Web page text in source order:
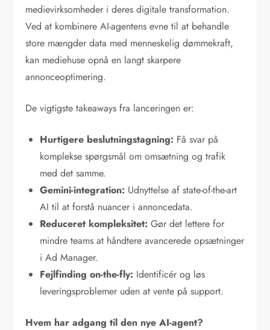
medievirksomheder i deres digitale transformation.
Ved at kombinere AI-agentens evne til at behandle
store mængder data med menneskelig dømmekraft,
kan mediehuse opnå en langt skarpere
annonceoptimering.
De vigtigste takeaways fra lanceringen er:
Hurtigere beslutningstagning: Få svar på
komplekse spørgsmål om omsætning og trafik
med det samme.
Gemini-integration: Udnyttelse af state-of-the-art
AI til at forstå nuancer i annoncedata.
Reduceret kompleksitet: Gør det lettere for
mindre teams at håndtere avancerede opsætninger
i Ad Manager.
Fejlfinding on-the-fly: Identificér og løs
leveringsproblemer uden at vente på support.
Hvem har adgang til den nye AI-agent?